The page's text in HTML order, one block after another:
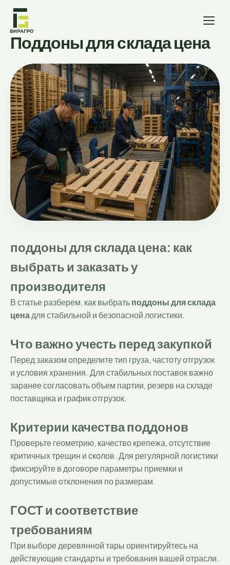
Поддоны для склада цена
поддоны для склада цена: как
выбрать и заказать у
производителя
В статье разберем, как выбратьподдоны для склада
ценадля стабильной и безопасной логистики.
Что важно учесть перед закупкой
Перед заказом определите тип груза, частоту отгрузок
и условия хранения. Для стабильных поставок важно
заранее согласовать объем партии, резерв на складе
поставщика и график отгрузок.
Критерии качества поддонов
Проверьте геометрию, качество крепежа, отсутствие
критичных трещин и сколов. Для регулярной логистики
фиксируйте в договоре параметры приемки и
допустимые отклонения по размерам.
ГОСТ и соответствие
требованиям
При выборе деревянной тары ориентируйтесь на
действующие стандарты и требования вашей отрасли.